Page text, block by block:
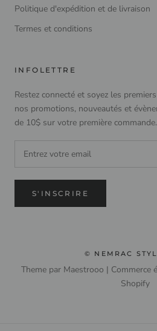
Politique d'expédition et de livraison
Termes et conditions
INFOLETTRE
Restez connecté et soyez les
nos promotions, nouveautés et
de 10$ sur votre première commande.
S'INSCRIRE
© NEMRAC
Theme par Maestrooo | Commerce
Shopify